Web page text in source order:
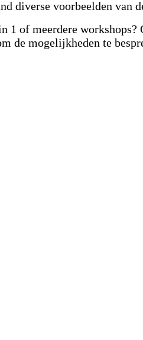
diverse voorbeelden van
1 of meerdere
de mogelijkheden te